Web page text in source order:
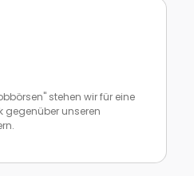
stehen wir für eine
gegenüber unseren